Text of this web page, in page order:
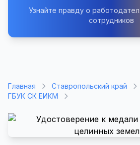
Узнайте правду о
сотрудников
Главная Ставропольский край
ГБУК СК ЕИКМ